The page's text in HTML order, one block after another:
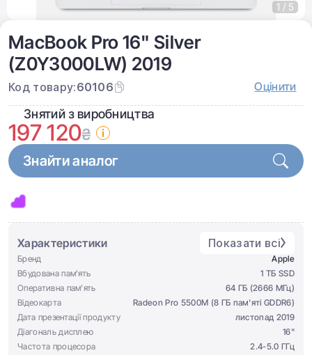
MacBook Pro 16" Silver
(Z0Y3000LW) 2019
Код товару:60106 Оцінити
Знятий з виробництва
197 120₴
Знайти аналог
Характеристики Показати всі
Бренд
Apple
Вбудована пам'ять
1 ТБ SSD
Оперативна пам'ять
64 ГБ (2666 МГц)
Відеокарта
Radeon Pro 5500M (8 ГБ пам'яті GDDR6)
Дата презентації продукту
листопад 2019
Діагональ дисплею
16"
Частота процесора
2.4-5.0 ГГц
1 / 5